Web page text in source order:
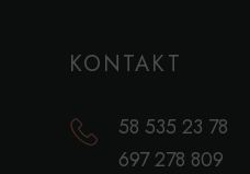
KONTAKT
58 535 23 78
697 278 809